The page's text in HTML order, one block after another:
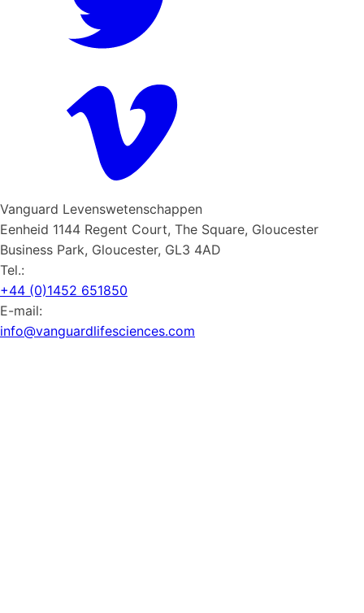
Vanguard Levenswetenschappen
Eenheid 1144 Regent Court, The Square, Gloucester
Business Park, Gloucester, GL3 4AD
Tel.:
+44 (0)1452 651850
E-mail:
info@vanguardlifesciences.com